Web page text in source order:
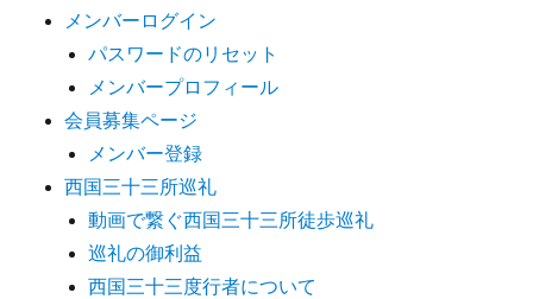
メンバーログイン
パスワードのリセット
メンバープロフィール
会員募集ページ
メンバー登録
西国三十三所巡礼
動画で繋ぐ西国三十三所徒歩巡礼
巡礼の御利益
西国三十三度行者について